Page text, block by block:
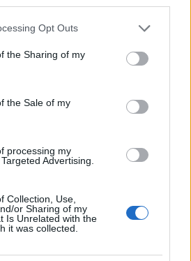
app uses one or more Google
usage behaviour. You may click to
Google and its third-party tags to
specified purposes in below Google
Opt Outs
the Sharing of my
the Sale of my
processing my
Advertising.
Collection, Use,
or Sharing of my
Is Unrelated with the
it was collected.
la rimonta al box stampa dello
Grande Torino: da
nacque la sua linea editoriale,
spiegazioni visive per il tifoso
unico: una stagione
al Chieri e ciclista urbano.